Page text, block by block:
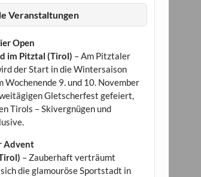
Veranstaltungen
Open
im Pitztal (Tirol) – Am Pitztaler
der Start in die Wintersaison
Wochenende 9. und 10. November
Gletscherfest gefeiert,
Tirols – Skivergnügen und
Advent
– Zauberhaft verträumt
die glamouröse Sportstadt in